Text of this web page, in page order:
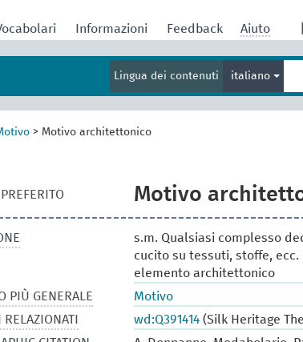
Informazioni Feedback Aiuto
Lingua dei contenuti italiano
per
> Motivo architettonico
Motivo
s.m. Qualsiasi complesso
cucito su tessuti, stoffe,
elemento architettonico
PIÙ GENERALE
Motivo
RELAZIONATI
wd:Q391414 (Silk Heritage